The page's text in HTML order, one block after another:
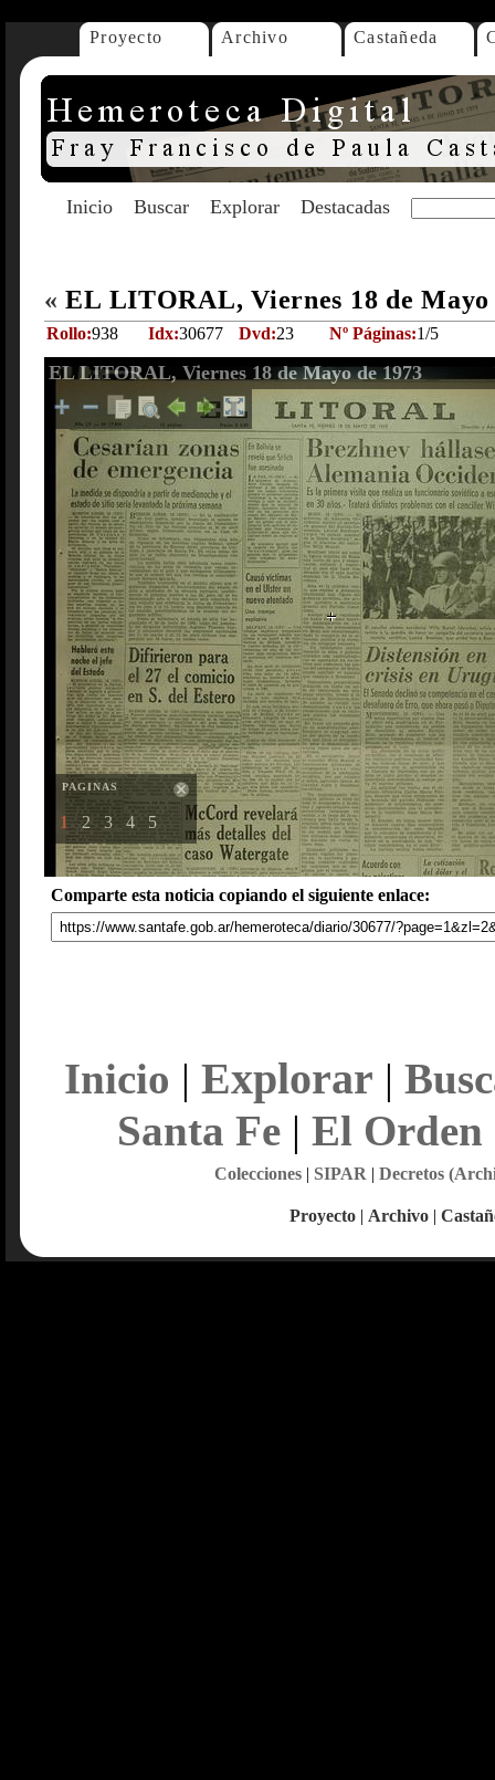
Proyecto Archivo Castañeda
Inicio Buscar Explorar Destacadas
« EL LITORAL, Viernes 18 de Mayo
Rollo:938 Idx:30677 Dvd:23 Nº Páginas:1/5
EL LITORAL, Viernes 18 de Mayo de 1973
PAGINAS
1 2 3 4 5
Comparte esta noticia copiando el siguiente enlace:
Inicio | Explorar |
Santa Fe| El Orden
Colecciones| SIPAR | Decretos
Proyecto | Archivo |